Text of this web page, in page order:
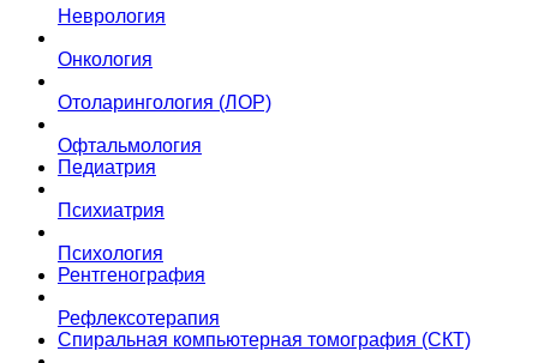
Неврология
Онкология
Отоларингология (ЛОР)
Офтальмология
Педиатрия
Психиатрия
Психология
Рентгенография
Рефлексотерапия
Спиральная компьютерная томография (СКТ)